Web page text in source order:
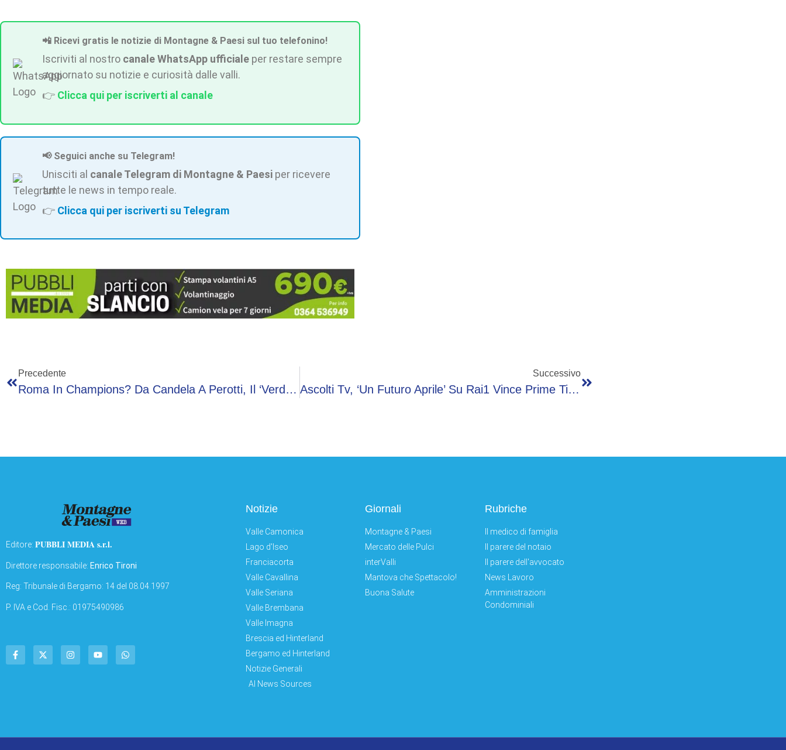
📲 Ricevi gratis le notizie di Montagne & Paesi sul tuo telefonino!
Iscriviti al nostro canale WhatsApp ufficiale per restare sempre
aggiornato su notizie e curiosità dalle valli.
👉 Clicca qui per iscriverti al canale
📢 Seguici anche su Telegram!
Unisciti al canale Telegram di Montagne & Paesi per ricevere
tutte le news in tempo reale.
👉 Clicca qui per iscriverti su Telegram
Precedente
Roma In Champions? Da Candela A Perotti, Il ‘verdetto’ Dei Grandi Ex: “Con Dybala Si Può”
Successivo
Ascolti Tv, ‘Un Futuro Aprile’ Su Rai1 Vince Prime Time
Editore: PUBBLI MEDIA s.r.l.
Direttore responsabile: Enrico Tironi
Reg: Tribunale di Bergamo: 14 del 08.04.1997
P. IVA e Cod. Fisc.: 01975490986
Notizie
Valle Camonica
Lago d'Iseo
Franciacorta
Valle Cavallina
Valle Seriana
Valle Brembana
Valle Imagna
Brescia ed Hinterland
Bergamo ed Hinterland
Notizie Generali
AI News Sources
Giornali
Montagne & Paesi
Mercato delle Pulci
interValli
Mantova che Spettacolo!
Buona Salute
Rubriche
Il medico di famiglia
Il parere del notaio
Il parere dell'avvocato
News Lavoro
Amministrazioni
Condominiali